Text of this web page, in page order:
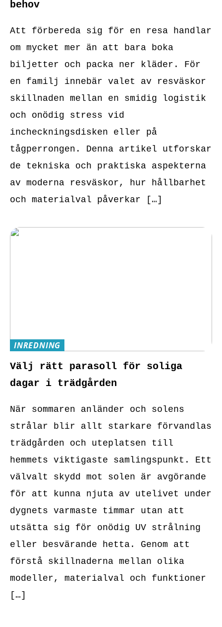
behov
Att förbereda sig för en resa handlar
om mycket mer än att bara boka
biljetter och packa ner kläder. För
en familj innebär valet av resväskor
skillnaden mellan en smidig logistik
och onödig stress vid
incheckningsdisken eller på
tågperrongen. Denna artikel utforskar
de tekniska och praktiska aspekterna
av moderna resväskor, hur hållbarhet
och materialval påverkar […]
INREDNING
Välj rätt parasoll för soliga
dagar i trädgården
När sommaren anländer och solens
strålar blir allt starkare förvandlas
trädgården och uteplatsen till
hemmets viktigaste samlingspunkt. Ett
välvalt skydd mot solen är avgörande
för att kunna njuta av utelivet under
dygnets varmaste timmar utan att
utsätta sig för onödig UV strålning
eller besvärande hetta. Genom att
förstå skillnaderna mellan olika
modeller, materialval och funktioner
[…]